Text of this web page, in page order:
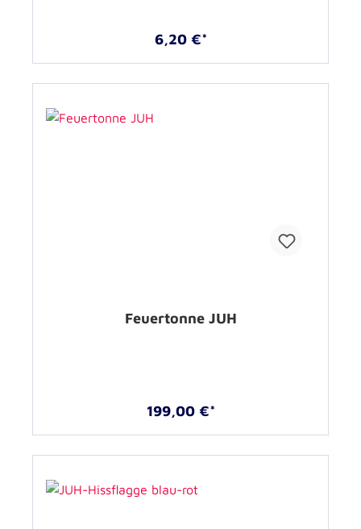
6,20 €*
Feuertonne JUH
199,00 €*